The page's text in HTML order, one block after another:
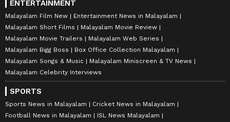
ENTERTAINMENT
Malayalam Film New
Entertainment News in Malayalam
Malayalam Short Films
Malayalam Movie Review
Malayalam Movie Trailers
Malayalam Web Series
Malayalam Bigg Boss
Box Office Collection Malayalam
Malayalam Songs & Music
Malayalam Miniscreen & TV News
Malayalam Celebrity Interviews
SPORTS
Sports News in Malayalam
Cricket News in Malayalam
Football News in Malayalam
ISL News Malayalam